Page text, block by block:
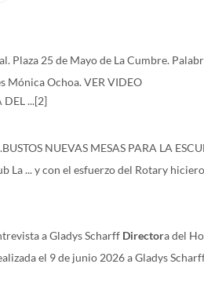
Plaza 25 de Mayo de La Cumbre.
Mónica Ochoa. VER VIDEO
DEL ...[2]
NUEVAS MESAS PARA LA
La ... y con el esfuerzo del Rotary
a Gladys Scharff Directora del
el 9 de junio 2026 a Gladys